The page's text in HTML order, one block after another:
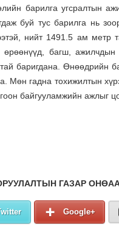
барилга угсралтын
буй тус барилга нь
нийт 1491.5 ам метр
өрөөнүүд, багш,
баригдана. Өнөөдрийн
Мөн гадна тохижилтын
байгууламжийн ажлыг
ГАЗАР
Google+